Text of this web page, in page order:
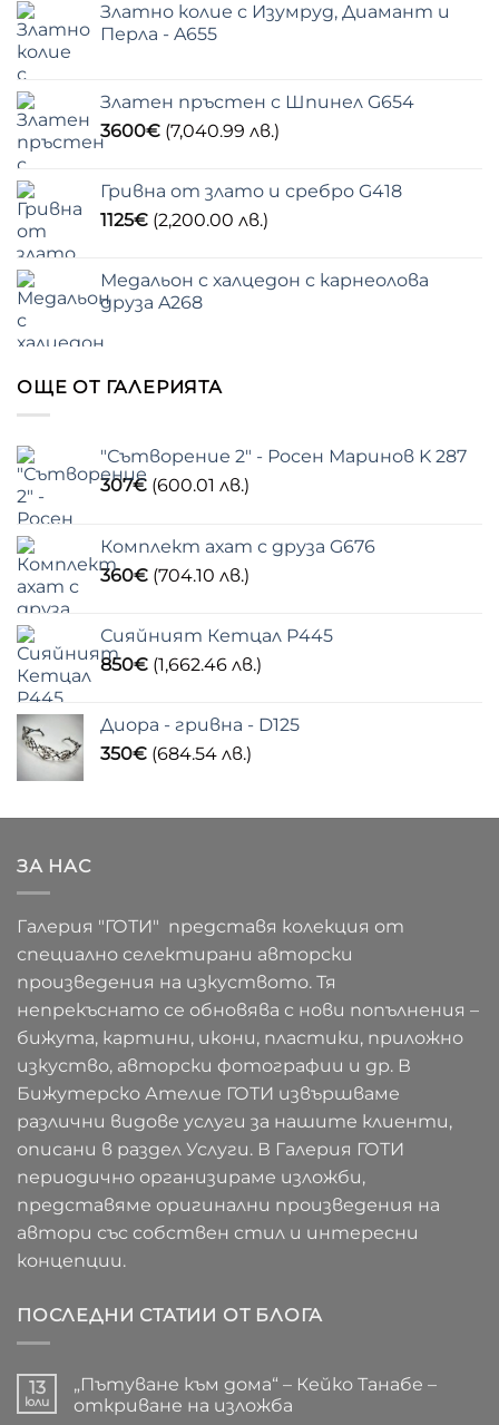
Златно колие с Изумруд, Диамант и
Перла - A655
Златен пръстен с Шпинел G654
3600€ (7,040.99 лв.)
Гривна от злато и сребро G418
1125€ (2,200.00 лв.)
Медальон с халцедон с карнеолова
друза A268
ОЩЕ ОТ ГАЛЕРИЯТА
"Сътворение 2" - Росен Маринов K 287
307€ (600.01 лв.)
Комплект ахат с друза G676
360€ (704.10 лв.)
Сияйният Кетцал P445
850€ (1,662.46 лв.)
Диора - гривна - D125
350€ (684.54 лв.)
ЗА НАС
Галерия "ГОТИ" представя колекция от
специално селектирани авторски
произведения на изкуството. Тя
непрекъснато се обновява с нови попълнения –
бижута, картини, икони, пластики, приложно
изкуство, авторски фотографии и др. В
Бижутерско Ателие ГОТИ извършваме
различни видове услуги за нашите клиенти,
описани в раздел Услуги. В Галерия ГОТИ
периодично организираме изложби,
представяме оригинални произведения на
автори със собствен стил и интересни
концепции.
ПОСЛЕДНИ СТАТИИ ОТ БЛОГА
13
юли
„Пътуване към дома“ – Кейко Танабе –
откриване на изложба